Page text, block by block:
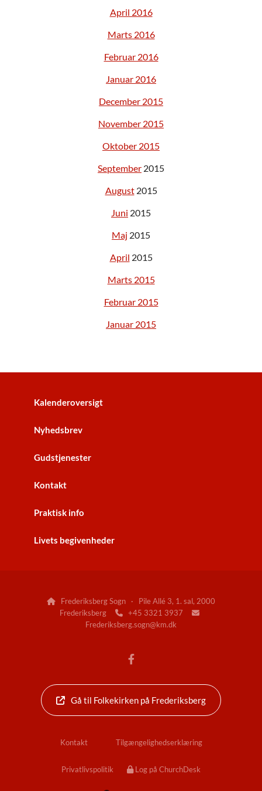
April 2016
Marts 2016
Februar 2016
Januar 2016
December 2015
November 2015
Oktober 2015
September 2015
August2015
Juni 2015
Maj 2015
April 2015
Marts 2015
Februar 2015
Januar 2015
Kalenderoversigt
Nyhedsbrev
Gudstjenester
Kontakt
Praktisk info
Livets begivenheder

Frederiksberg Sogn · Pile Allé 3, 1. sal, 2000
Frederiksberg
+45 3321 3937 
Frederiksberg.sogn@km.dk
Gå til Folkekirken på Frederiksberg
Kontakt Tilgængelighedserklæring
Privatlivspolitik Log på ChurchDesk